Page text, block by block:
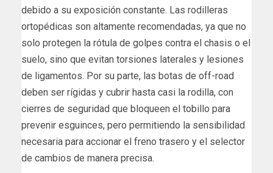
debido a su exposición constante. Las rodilleras
ortopédicas son altamente recomendadas, ya que no
solo protegen la rótula de golpes contra el chasis o el
suelo, sino que evitan torsiones laterales y lesiones
de ligamentos. Por su parte, las botas de off-road
deben ser rígidas y cubrir hasta casi la rodilla, con
cierres de seguridad que bloqueen el tobillo para
prevenir esguinces, pero permitiendo la sensibilidad
necesaria para accionar el freno trasero y el selector
de cambios de manera precisa.